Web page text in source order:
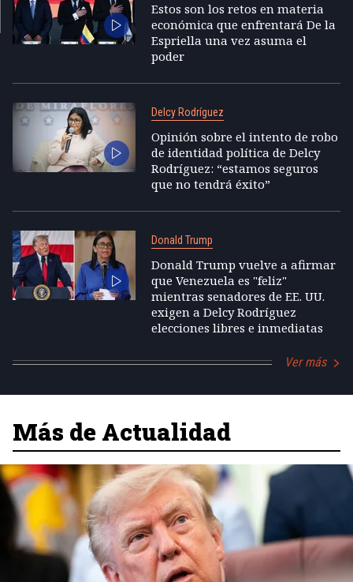
Estos son los retos en materia
económica que enfrentará De la
Espriella una vez asuma el
poder
Delcy Rodríguez
Opinión sobre el intento de robo
de identidad política de Delcy
Rodríguez: “estamos seguros
que no tendrá éxito”
Donald Trump
Donald Trump vuelve a afirmar
que Venezuela es "feliz"
mientras senadores de EE. UU.
exigen a Delcy Rodríguez
elecciones libres e inmediatas
Ver más
Más de Actualidad